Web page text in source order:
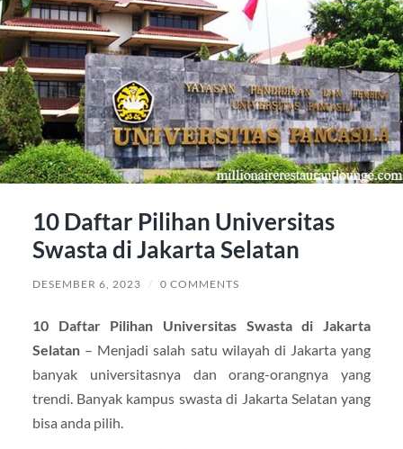
10 Daftar Pilihan Universitas
Swasta di Jakarta Selatan
DESEMBER 6, 2023 / 0 COMMENTS
10 Daftar Pilihan Universitas Swasta di Jakarta
Selatan– Menjadi salah satu wilayah di Jakarta yang
banyak universitasnya dan orang-orangnya yang
trendi. Banyak kampus swasta di Jakarta Selatan yang
bisa anda pilih.